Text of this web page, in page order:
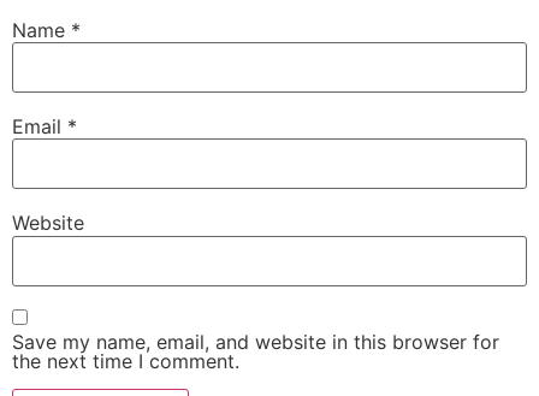
Name *
Email *
Website
Save my name, email, and website in this browser for
the next time I comment.